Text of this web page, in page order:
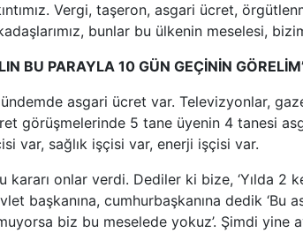
Vergi, taşeron, asgari ücret,
bunlar bu ülkenin meselesi,
BU PARAYLA 10 GÜN GEÇİNİN
asgari ücret var. Televizyonlar,
görüşmelerinde 5 tane üyenin 4 tanesi
var, sağlık işçisi var, enerji işçisi var.
kararı onlar verdi. Dediler ki bize, ‘Yılda 2
başkanına, cumhurbaşkanına dedik
biz bu meselede yokuz’. Şimdi yine